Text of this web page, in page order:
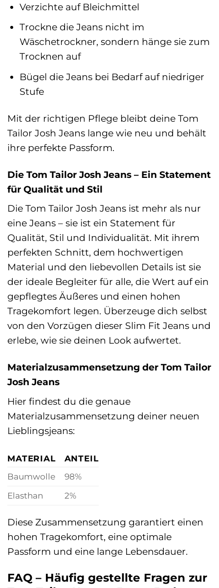
Verzichte auf Bleichmittel
Trockne die Jeans nicht im
Wäschetrockner, sondern hänge sie zum
Trocknen auf
Bügel die Jeans bei Bedarf auf niedriger
Stufe
Mit der richtigen Pflege bleibt deine Tom
Tailor Josh Jeans lange wie neu und behält
ihre perfekte Passform.
Die Tom Tailor Josh Jeans – Ein Statement
für Qualität und Stil
Die Tom Tailor Josh Jeans ist mehr als nur
eine Jeans – sie ist ein Statement für
Qualität, Stil und Individualität. Mit ihrem
perfekten Schnitt, dem hochwertigen
Material und den liebevollen Details ist sie
der ideale Begleiter für alle, die Wert auf ein
gepflegtes Äußeres und einen hohen
Tragekomfort legen. Überzeuge dich selbst
von den Vorzügen dieser Slim Fit Jeans und
erlebe, wie sie deinen Look aufwertet.
Materialzusammensetzung der Tom Tailor
Josh Jeans
Hier findest du die genaue
Materialzusammensetzung deiner neuen
Lieblingsjeans:
MATERIAL
ANTEIL
Baumwolle
98%
Elasthan
2%
Diese Zusammensetzung garantiert einen
hohen Tragekomfort, eine optimale
Passform und eine lange Lebensdauer.
FAQ – Häufig gestellte Fragen zur